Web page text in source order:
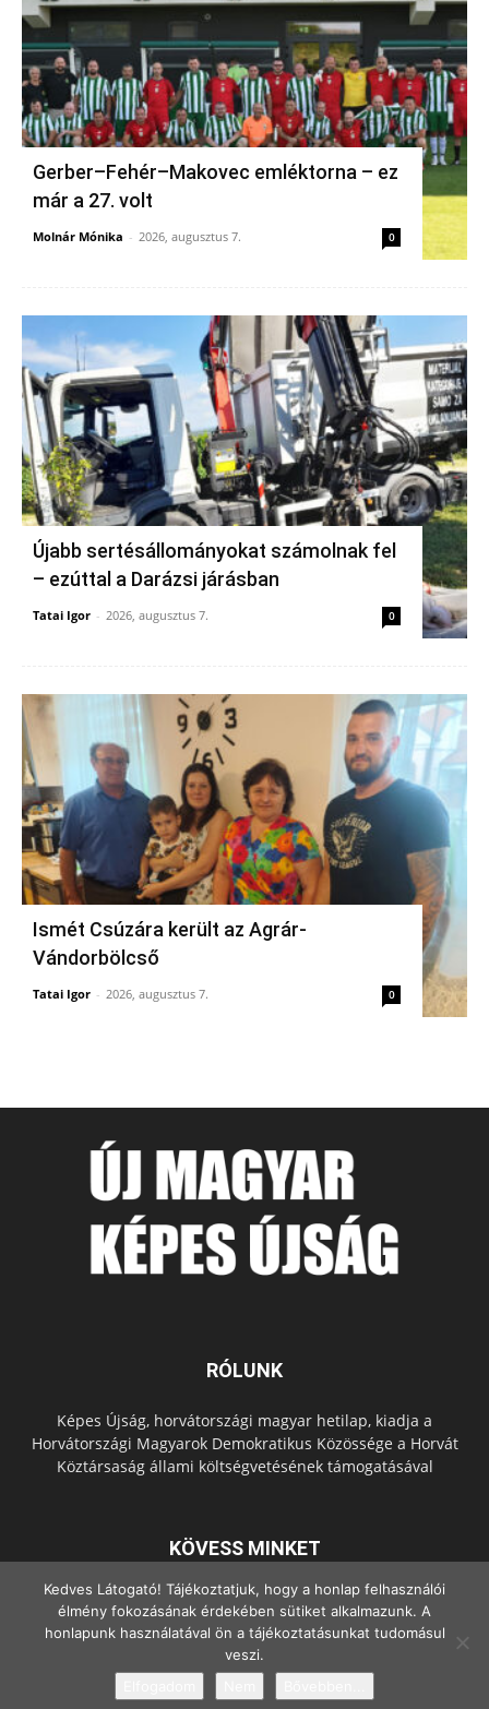
Gerber–Fehér–Makovec emléktorna – ez
már a 27. volt
Molnár Mónika - 2026, augusztus 7. 0
Újabb sertésállományokat számolnak fel
– ezúttal a Darázsi járásban
Tatai Igor - 2026, augusztus 7. 0
Ismét Csúzára került az Agrár-
Vándorbölcső
Tatai Igor - 2026, augusztus 7. 0
RÓLUNK
Képes Újság, horvátországi magyar hetilap, kiadja a
Horvátországi Magyarok Demokratikus Közössége a Horvát
Köztársaság állami költségvetésének támogatásával
KÖVESS MINKET
© Copyright - 2022 Minden jog fenntartva.
Kedves Látogató! Tájékoztatjuk, hogy a honlap felhasználói
élmény fokozásának érdekében sütiket alkalmazunk. A
honlapunk használatával ön a tájékoztatásunkat tudomásul
veszi.